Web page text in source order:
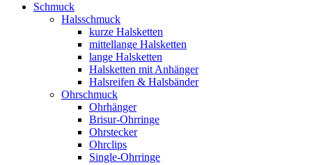
Schmuck
Halsschmuck
kurze Halsketten
mittellange Halsketten
lange Halsketten
Halsketten mit Anhänger
Halsreifen & Halsbänder
Ohrschmuck
Ohrhänger
Brisur-Ohrringe
Ohrstecker
Ohrclips
Single-Ohrringe